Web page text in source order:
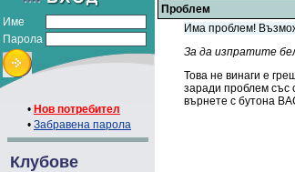
Име
Парола
• Нов потребител
• Забравена парола
Клубове
Проблем
Има проблем!
За да изпратите
Това не винаги е
заради проблем със
върнете с бутона